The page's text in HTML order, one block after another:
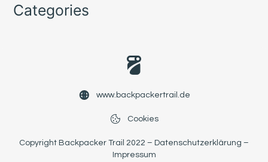
Categories
www.backpackertrail.de
Cookies
Copyright Backpacker Trail 2022 – Datenschutzerklärung –
Impressum